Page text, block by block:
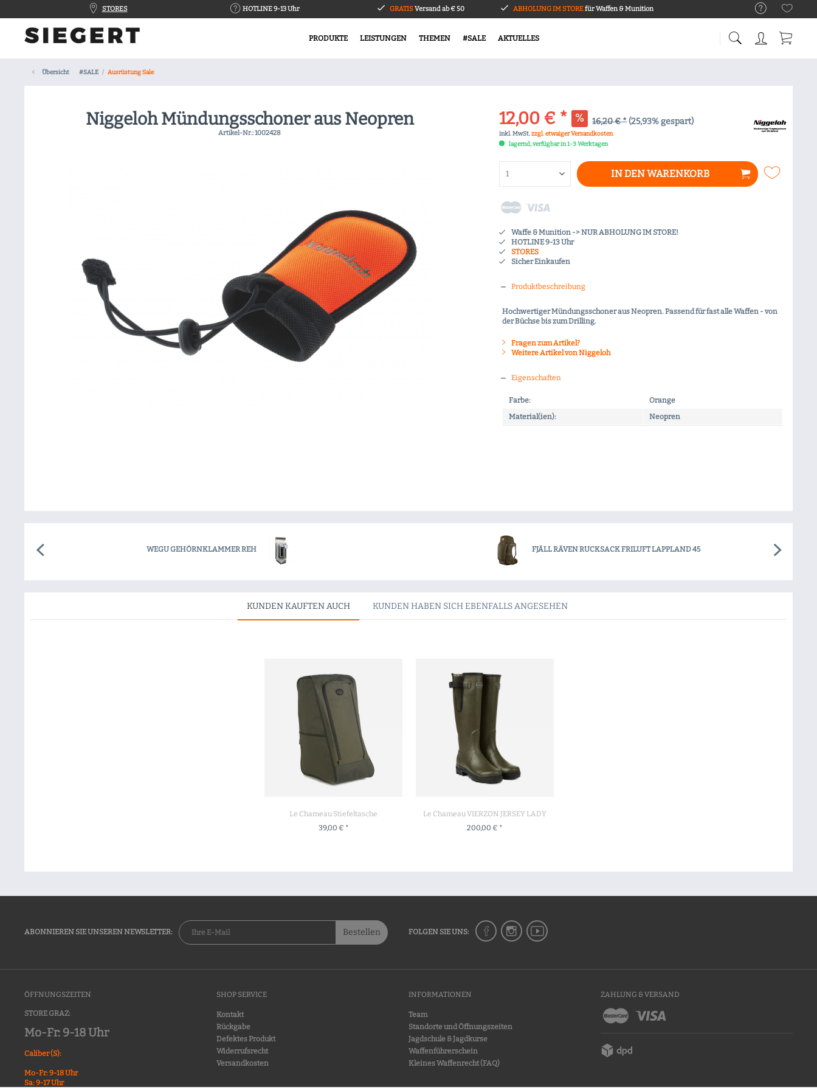
STORES HOTLINE 9-13 Uhr GRATISVersand ab € 50 ABHOLUNG IM STOREfür Waffen & Munition
PRODUKTE LEISTUNGEN THEMEN #SALE AKTUELLES
Übersicht #SALE Ausrüstung Sale
Niggeloh Mündungsschoner aus Neopren
Artikel-Nr.:1002428
12,00 € * 16,20 € *(25,93% gespart)
inkl. MwSt.zzgl. etwaiger Versandkosten
lagernd, verfügbar in 1-3 Werktagen
IN DENWARENKORB
Waffe & Munition -> NUR ABHOLUNG IM STORE!
HOTLINE 9-13 Uhr
STORES
Sicher Einkaufen
Produktbeschreibung
Hochwertiger Mündungsschoner aus Neopren. Passend für fast alle Waffen - von
der Büchse bis zum Drilling.
Fragen zum Artikel?
Weitere Artikel von Niggeloh
Eigenschaften
Farbe:
Orange
Material(ien):
Neopren
WEGU GEHÖRNKLAMMER REH FJÄLL RÄVEN RUCKSACK FRILUFT LAPPLAND 45
KUNDEN KAUFTEN AUCH KUNDEN HABEN SICH EBENFALLS ANGESEHEN
Le Chameau Stiefeltasche
39,00 € *
Le Chameau VIERZON JERSEY LADY
200,00 € *
ABONNIEREN SIE UNSEREN NEWSLETTER: Bestellen FOLGEN SIE UNS:
ÖFFNUNGSZEITEN
STORE GRAZ:
Mo-Fr: 9-18 Uhr
Caliber (S):
Mo-Fr: 9-18 Uhr
Sa: 9-17 Uhr
SHOP SERVICE
Kontakt
Rückgabe
Defektes Produkt
Widerrufsrecht
Versandkosten
INFORMATIONEN
Team
Standorte und Öffnungszeiten
Jagdschule & Jagdkurse
Waffenführerschein
Kleines Waffenrecht (FAQ)
ZAHLUNG & VERSAND